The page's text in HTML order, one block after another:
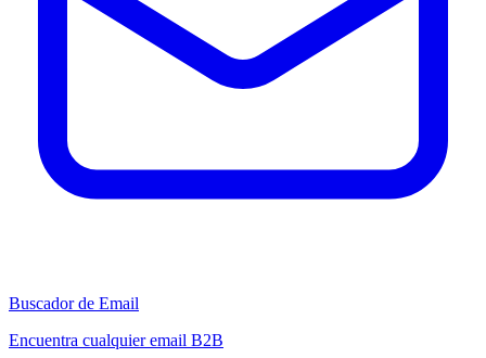
Buscador de Email
Encuentra cualquier email B2B